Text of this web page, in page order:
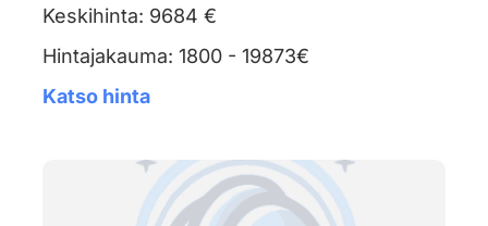
Keskihinta: 9684 €
Hintajakauma: 1800 - 19873€
Katso hinta